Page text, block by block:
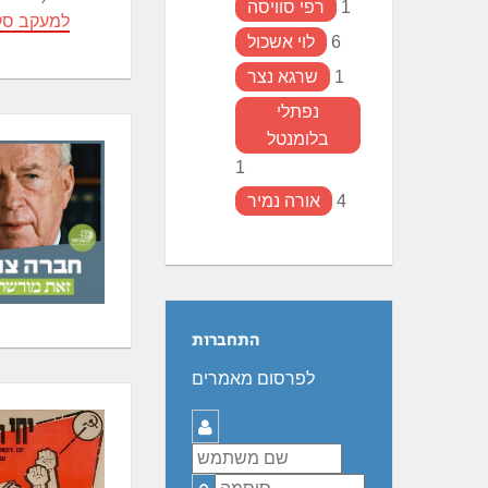
למעקב
רפי סוויסה
1
לוי אשכול
6
שרגא נצר
1
נפתלי
בלומנטל
1
אורה נמיר
4
התחברות
לפרסום מאמרים
שם
משתמש